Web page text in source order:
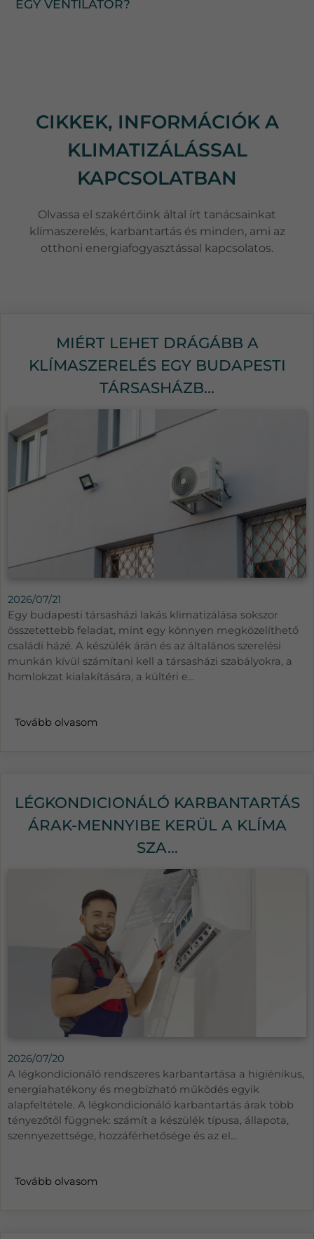
EGY VENTILÁTOR?
CIKKEK, INFORMÁCIÓK A
KLIMATIZÁLÁSSAL
KAPCSOLATBAN
Olvassa el szakértőink által írt tanácsainkat
klímaszerelés, karbantartás és minden, ami az
otthoni energiafogyasztással kapcsolatos.
MIÉRT LEHET DRÁGÁBB A
KLÍMASZERELÉS EGY BUDAPESTI
TÁRSASHÁZB...
2026/07/21
Egy budapesti társasházi lakás klimatizálása sokszor
összetettebb feladat, mint egy könnyen megközelíthető
családi házé. A készülék árán és az általános szerelési
munkán kívül számítani kell a társasházi szabályokra, a
homlokzat kialakítására, a kültéri e...
Tovább olvasom
LÉGKONDICIONÁLÓ KARBANTARTÁS
ÁRAK-MENNYIBE KERÜL A KLÍMA
SZA...
2026/07/20
A légkondicionáló rendszeres karbantartása a higiénikus,
energiahatékony és megbízható működés egyik
alapfeltétele. A légkondicionáló karbantartás árak több
tényezőtől függnek: számít a készülék típusa, állapota,
szennyezettsége, hozzáférhetősége és az el...
Tovább olvasom